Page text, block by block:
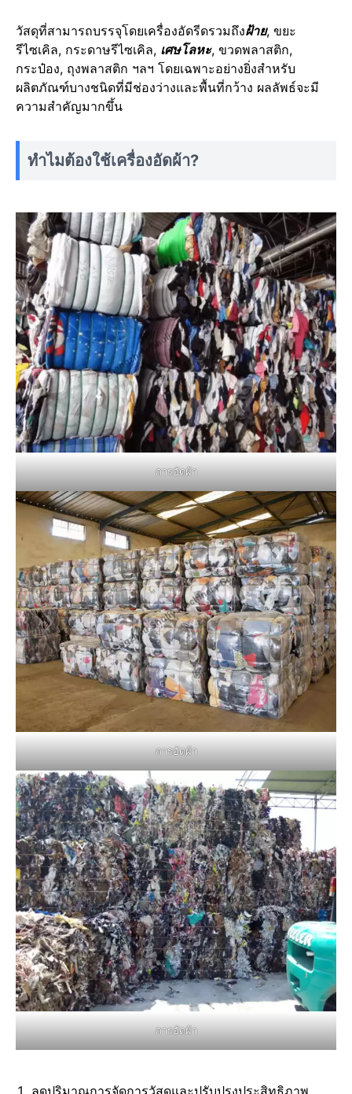
วัสดุที่สามารถบรรจุโดยเครื่องอัดรีดรวมถึงฝ้าย, ขยะ
รีไซเคิล, กระดาษรีไซเคิล, เศษโลหะ, ขวดพลาสติก,
กระป๋อง, ถุงพลาสติก ฯลฯ โดยเฉพาะอย่างยิ่งสำหรับ
ผลิตภัณฑ์บางชนิดที่มีช่องว่างและพื้นที่กว้าง ผลลัพธ์จะมี
ความสำคัญมากขึ้น
ทำไมต้องใช้เครื่องอัดผ้า?
การอัดผ้า
การอัดผ้า
การอัดผ้า
ลดปริมาณการจัดการวัสดุและปรับปรุงประสิทธิภาพ